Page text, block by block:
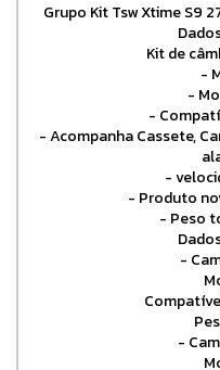
Grupo Kit Tsw Xtime S9
Kit de
-
-
-
- Acompanha Cassete,
-
- Produto
- Peso
-
-